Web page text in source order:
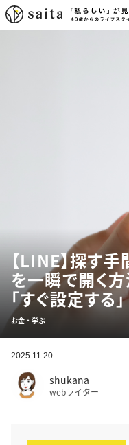
【LINE】探す手
を一瞬で開く方
「すぐ設定する」
お金・学ぶ
2025.11.20
shukana
webライター